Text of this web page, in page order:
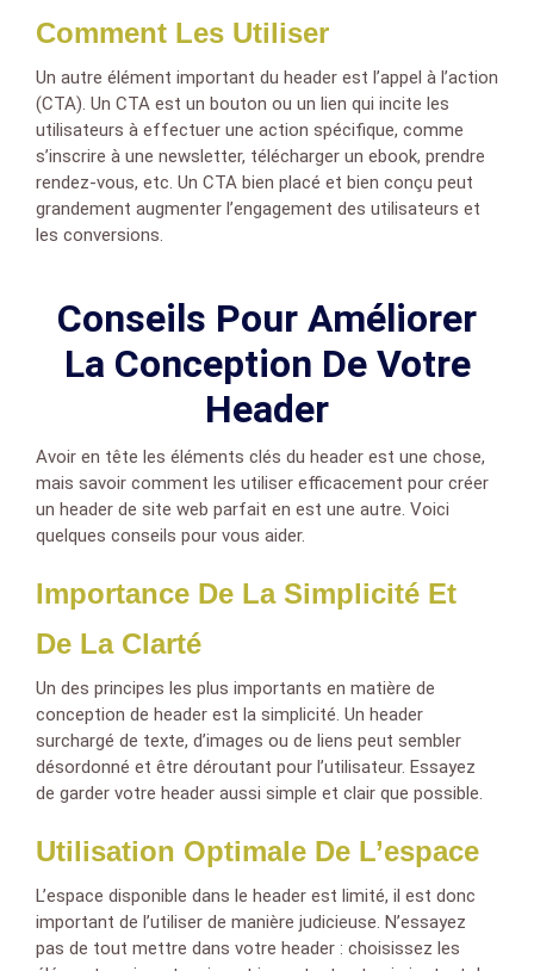
Comment Les Utiliser
Un autre élément important du header est l’appel à l’action
(CTA). Un CTA est un bouton ou un lien qui incite les
utilisateurs à effectuer une action spécifique, comme
s’inscrire à une newsletter, télécharger un ebook, prendre
rendez-vous, etc. Un CTA bien placé et bien conçu peut
grandement augmenter l’engagement des utilisateurs et
les conversions.
Conseils Pour Améliorer
La Conception De Votre
Header
Avoir en tête les éléments clés du header est une chose,
mais savoir comment les utiliser efficacement pour créer
un header de site web parfait en est une autre. Voici
quelques conseils pour vous aider.
Importance De La Simplicité Et
De La Clarté
Un des principes les plus importants en matière de
conception de header est la simplicité. Un header
surchargé de texte, d’images ou de liens peut sembler
désordonné et être déroutant pour l’utilisateur. Essayez
de garder votre header aussi simple et clair que possible.
Utilisation Optimale De L’espace
L’espace disponible dans le header est limité, il est donc
important de l’utiliser de manière judicieuse. N’essayez
pas de tout mettre dans votre header : choisissez les